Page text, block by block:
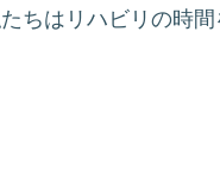
ちはリハビリの時間